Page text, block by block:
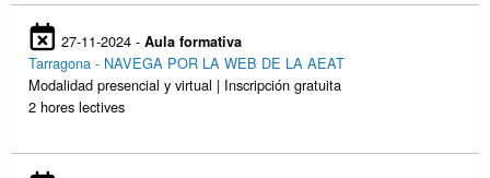
27-11-2024 - Aula formativa
Tarragona - NAVEGA POR LA WEB DE LA AEAT
Modalidad presencial y virtual | Inscripción gratuita
2 hores lectives